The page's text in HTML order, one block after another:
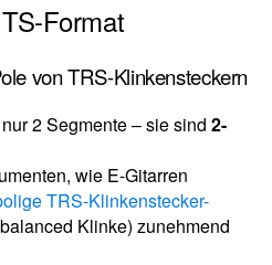
Format
von TRS-Klinkensteckern
2 Segmente – sie sind 2-
wie E-Gitarren
TRS-Klinkenstecker-
Klinke) zunehmend